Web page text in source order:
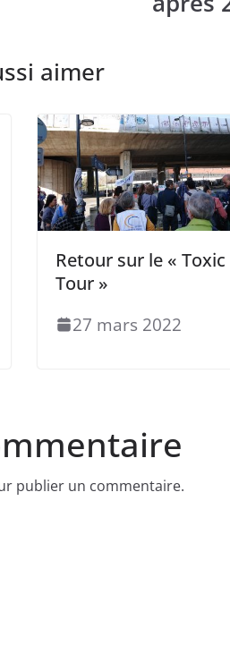
aimer
Retour sur le « Toxic
Tour »
27 mars 2022
publier un commentaire.